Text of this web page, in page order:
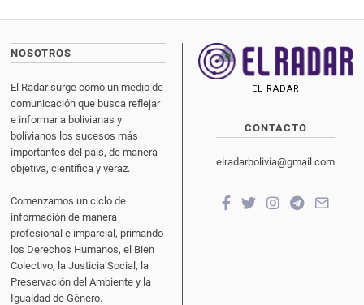
NOSOTROS
El Radar surge como un medio de
comunicación que busca reflejar
e informar a bolivianas y
bolivianos los sucesos más
importantes del país, de manera
objetiva, científica y veraz.
Comenzamos un ciclo de
información de manera
profesional e imparcial, primando
los Derechos Humanos, el Bien
Colectivo, la Justicia Social, la
Preservación del Ambiente y la
Igualdad de Género.
EL RADAR
CONTACTO
elradarbolivia@gmail.com